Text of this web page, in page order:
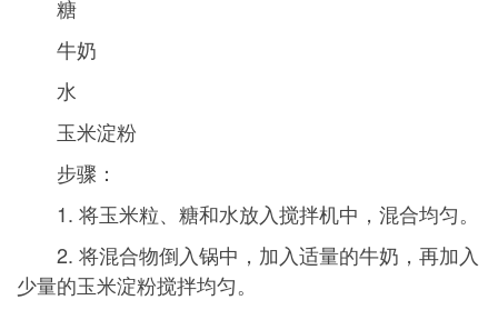
糖
牛奶
水
玉米淀粉
步骤：
1. 将玉米粒、糖和水放入搅拌机中，混合均匀。
2. 将混合物倒入锅中，加入适量的牛奶，再加入
少量的玉米淀粉搅拌均匀。